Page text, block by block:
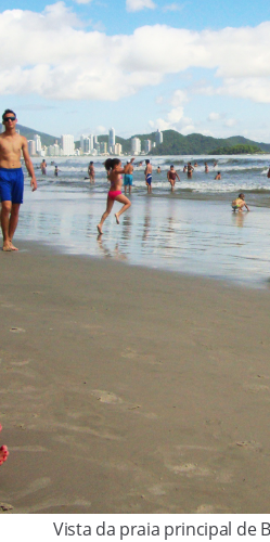
Vista da praia principal de